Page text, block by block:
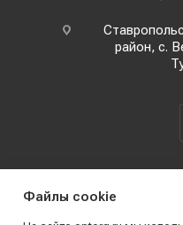
район, с.
Файлы cookie